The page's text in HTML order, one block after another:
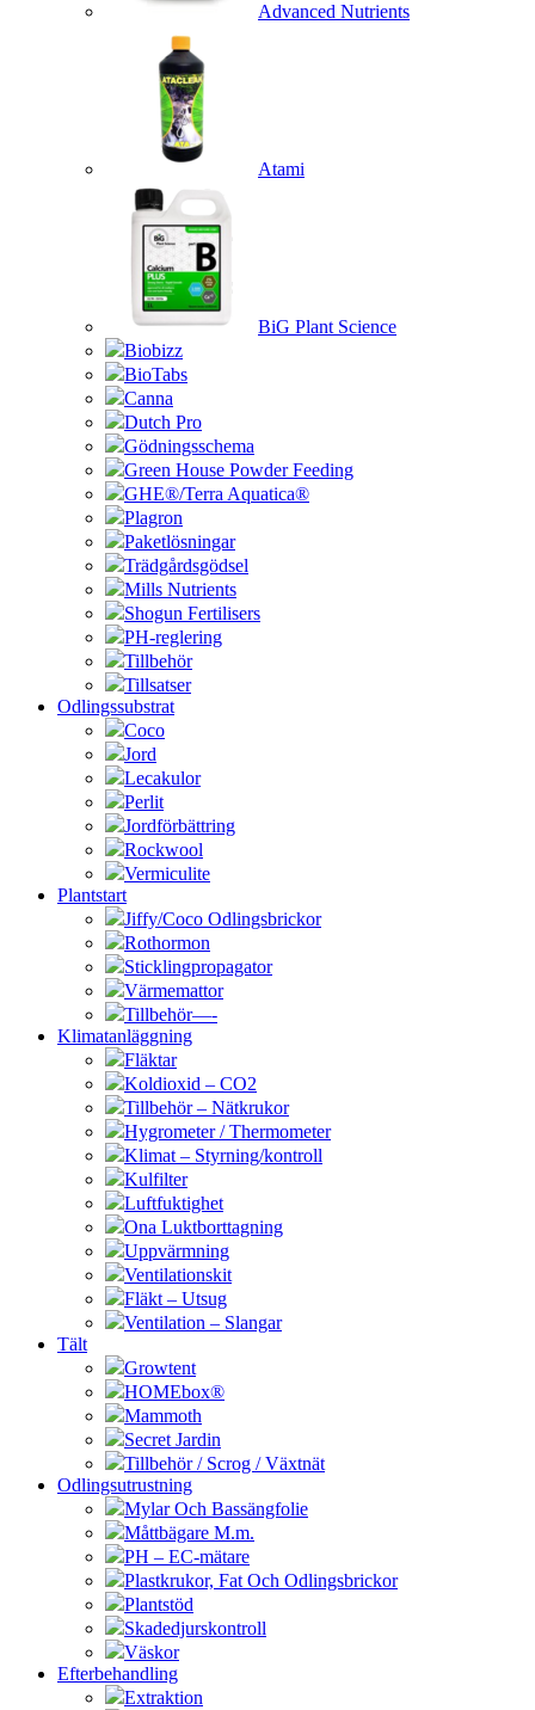
Advanced Nutrients
Atami
BiG Plant Science
Biobizz
BioTabs
Canna
Dutch Pro
Gödningsschema
Green House Powder Feeding
GHE®/Terra Aquatica®
Plagron
Paketlösningar
Trädgårdsgödsel
Mills Nutrients
Shogun Fertilisers
PH-reglering
Tillbehör
Tillsatser
Odlingssubstrat
Coco
Jord
Lecakulor
Perlit
Jordförbättring
Rockwool
Vermiculite
Plantstart
Jiffy/Coco Odlingsbrickor
Rothormon
Sticklingpropagator
Värmemattor
Tillbehör—-
Klimatanläggning
Fläktar
Koldioxid – CO2
Tillbehör – Nätkrukor
Hygrometer / Thermometer
Klimat – Styrning/kontroll
Kulfilter
Luftfuktighet
Ona Luktborttagning
Uppvärmning
Ventilationskit
Fläkt – Utsug
Ventilation – Slangar
Tält
Growtent
HOMEbox®
Mammoth
Secret Jardin
Tillbehör / Scrog / Växtnät
Odlingsutrustning
Mylar Och Bassängfolie
Måttbägare M.m.
PH – EC-mätare
Plastkrukor, Fat Och Odlingsbrickor
Plantstöd
Skadedjurskontroll
Väskor
Efterbehandling
Extraktion